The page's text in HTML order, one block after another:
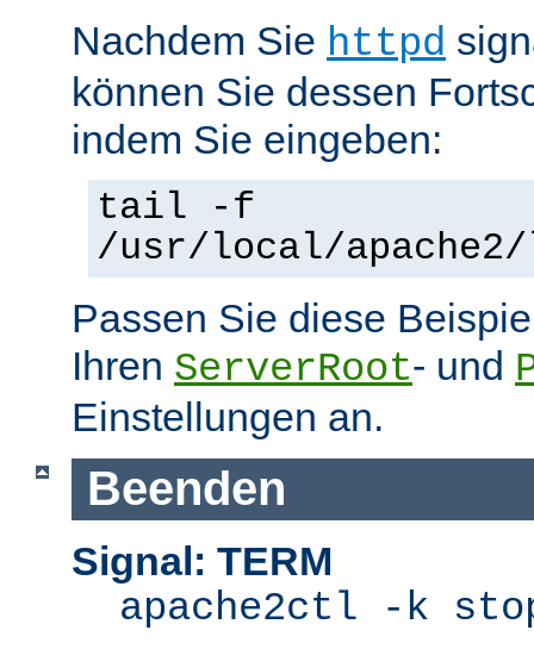
Nachdem Sie httpd
können Sie dessen
indem Sie eingeben:
tail -f
/usr/local/
Passen Sie diese
Ihren ServerRoot- und
Einstellungen an.
Beenden
Signal: TERM
apache2ctl -k